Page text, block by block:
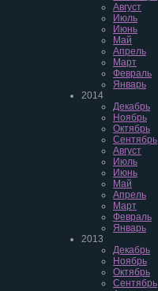
Август
Июль
Июнь
Май
Апрель
Март
Февраль
Январь
2014
Декабрь
Ноябрь
Октябрь
Сентябрь
Август
Июль
Июнь
Май
Апрель
Март
Февраль
Январь
2013
Декабрь
Ноябрь
Октябрь
Сентябрь